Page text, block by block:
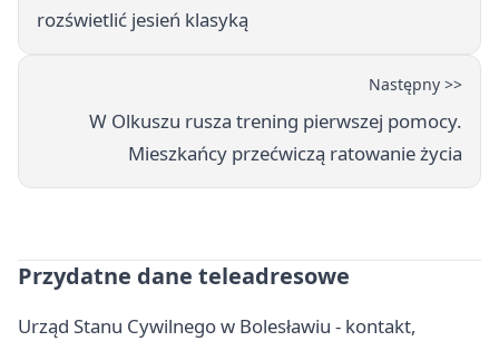
rozświetlić jesień klasyką
Następny >>
W Olkuszu rusza trening pierwszej pomocy.
Mieszkańcy przećwiczą ratowanie życia
Przydatne dane teleadresowe
Urząd Stanu Cywilnego w Bolesławiu - kontakt,